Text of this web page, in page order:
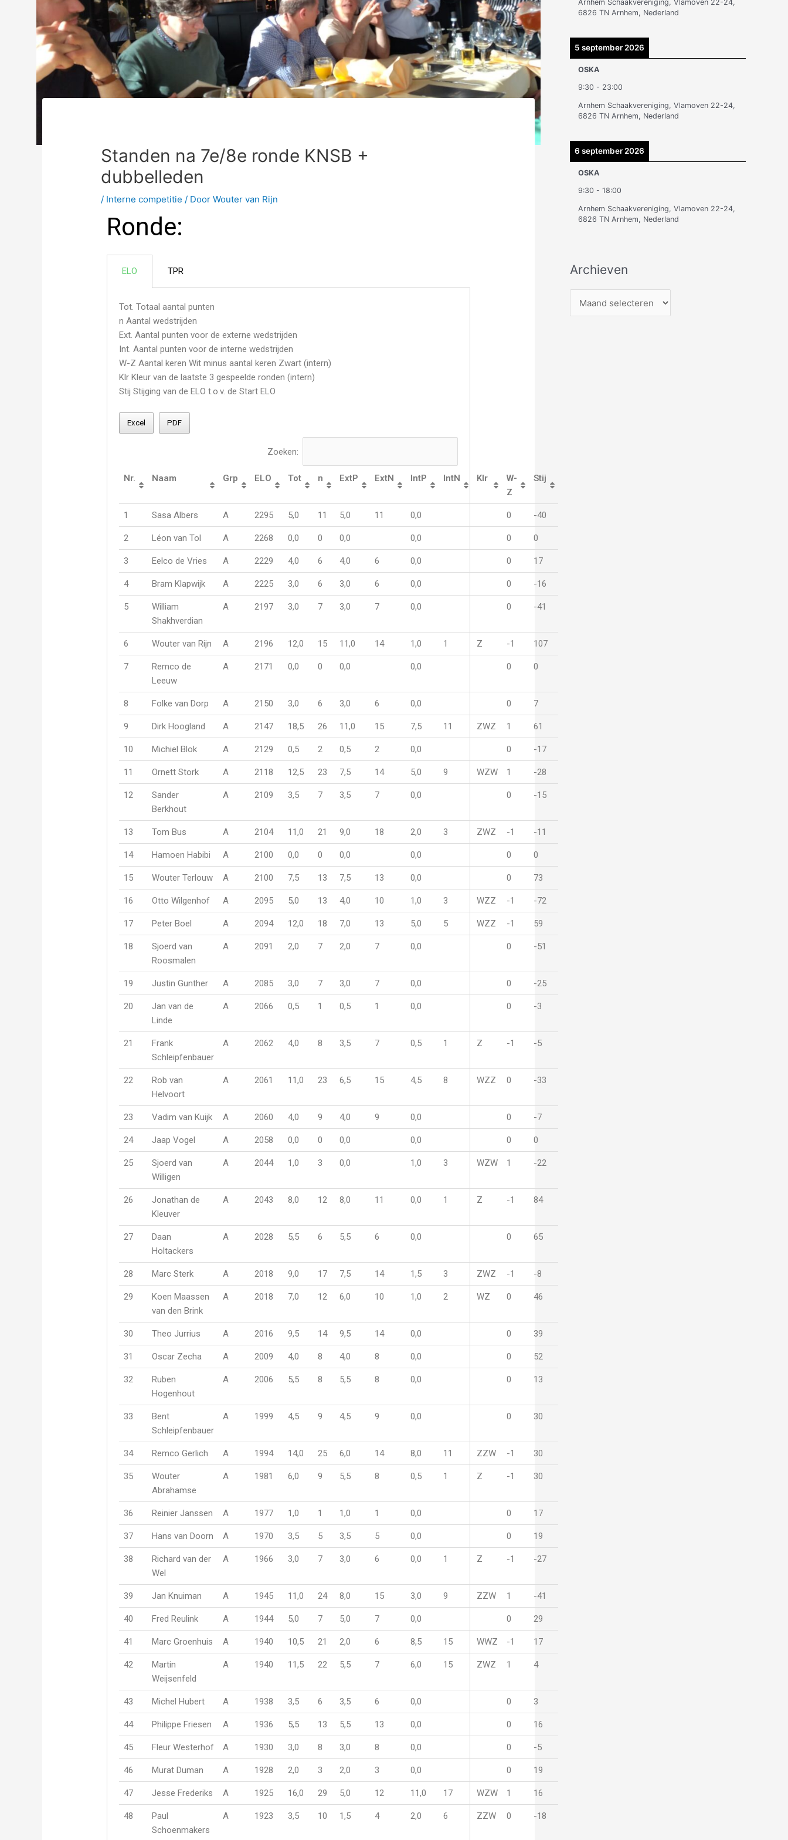
Standen na 7e/8e ronde KNSB +
dubbelleden
/ Interne competitie / DoorWouter van Rijn
Ronde:
ELO TPR
Tot. Totaal aantal punten
n Aantal wedstrijden
Ext. Aantal punten voor de externe wedstrijden
Int. Aantal punten voor de interne wedstrijden
W-Z Aantal keren Wit minus aantal keren Zwart (intern)
Klr Kleur van de laatste 3 gespeelde ronden (intern)
Stij Stijging van de ELO t.o.v. de Start ELO
Excel PDF
Zoeken:
Nr. Naam Grp ELO Tot n ExtP ExtN IntP IntN Klr
W-
Z
Stij
1 Sasa Albers A 2295 5,0 11 5,0 11 0,0 0 -40
2 Léon van Tol A 2268 0,0 0 0,0 0,0 0 0
3 Eelco de Vries A 2229 4,0 6 4,0 6 0,0 0 17
4 Bram Klapwijk A 2225 3,0 6 3,0 6 0,0 0 -16
5
William
Shakhverdian
A 2197 3,0 7 3,0 7 0,0 0 -41
6 Wouter van Rijn A 2196 12,0 15 11,0 14 1,0 1 Z -1 107
7
Remco de
Leeuw
A 2171 0,0 0 0,0 0,0 0 0
8 Folke van Dorp A 2150 3,0 6 3,0 6 0,0 0 7
9 Dirk Hoogland A 2147 18,5 26 11,0 15 7,5 11 ZWZ 1 61
10 Michiel Blok A 2129 0,5 2 0,5 2 0,0 0 -17
11 Ornett Stork A 2118 12,5 23 7,5 14 5,0 9 WZW 1 -28
12
Sander
Berkhout
A 2109 3,5 7 3,5 7 0,0 0 -15
13 Tom Bus A 2104 11,0 21 9,0 18 2,0 3 ZWZ -1 -11
14 Hamoen Habibi A 2100 0,0 0 0,0 0,0 0 0
15 Wouter Terlouw A 2100 7,5 13 7,5 13 0,0 0 73
16 Otto Wilgenhof A 2095 5,0 13 4,0 10 1,0 3 WZZ -1 -72
17 Peter Boel A 2094 12,0 18 7,0 13 5,0 5 WZZ -1 59
18
Sjoerd van
Roosmalen
A 2091 2,0 7 2,0 7 0,0 0 -51
19 Justin Gunther A 2085 3,0 7 3,0 7 0,0 0 -25
20
Jan van de
Linde
A 2066 0,5 1 0,5 1 0,0 0 -3
21
Frank
Schleipfenbauer
A 2062 4,0 8 3,5 7 0,5 1 Z -1 -5
22
Rob van
Helvoort
A 2061 11,0 23 6,5 15 4,5 8 WZZ 0 -33
23 Vadim van Kuijk A 2060 4,0 9 4,0 9 0,0 0 -7
24 Jaap Vogel A 2058 0,0 0 0,0 0,0 0 0
25
Sjoerd van
Willigen
A 2044 1,0 3 0,0 1,0 3 WZW 1 -22
26
Jonathan de
Kleuver
A 2043 8,0 12 8,0 11 0,0 1 Z -1 84
27
Daan
Holtackers
A 2028 5,5 6 5,5 6 0,0 0 65
28 Marc Sterk A 2018 9,0 17 7,5 14 1,5 3 ZWZ -1 -8
29
Koen Maassen
van den Brink
A 2018 7,0 12 6,0 10 1,0 2 WZ 0 46
30 Theo Jurrius A 2016 9,5 14 9,5 14 0,0 0 39
31 Oscar Zecha A 2009 4,0 8 4,0 8 0,0 0 52
32
Ruben
Hogenhout
A 2006 5,5 8 5,5 8 0,0 0 13
33
Bent
Schleipfenbauer
A 1999 4,5 9 4,5 9 0,0 0 30
34 Remco Gerlich A 1994 14,0 25 6,0 14 8,0 11 ZZW -1 30
35
Wouter
Abrahamse
A 1981 6,0 9 5,5 8 0,5 1 Z -1 30
36 Reinier Janssen A 1977 1,0 1 1,0 1 0,0 0 17
37 Hans van Doorn A 1970 3,5 5 3,5 5 0,0 0 19
38
Richard van der
Wel
A 1966 3,0 7 3,0 6 0,0 1 Z -1 -27
39 Jan Knuiman A 1945 11,0 24 8,0 15 3,0 9 ZZW 1 -41
40 Fred Reulink A 1944 5,0 7 5,0 7 0,0 0 29
41 Marc Groenhuis A 1940 10,5 21 2,0 6 8,5 15 WWZ -1 17
42
Martin
Weijsenfeld
A 1940 11,5 22 5,5 7 6,0 15 ZWZ 1 4
43 Michel Hubert A 1938 3,5 6 3,5 6 0,0 0 3
44 Philippe Friesen A 1936 5,5 13 5,5 13 0,0 0 16
45 Fleur Westerhof A 1930 3,0 8 3,0 8 0,0 0 -5
46 Murat Duman A 1928 2,0 3 2,0 3 0,0 0 19
47 Jesse Frederiks A 1925 16,0 29 5,0 12 11,0 17 WZW 1 16
48
Paul
Schoenmakers
A 1923 3,5 10 1,5 4 2,0 6 ZZW 0 -18
Arnhem Schaakvereniging, Vlamoven 22-24,
6826 TN Arnhem, Nederland
5 september 2026
OSKA
9:30 - 23:00
Arnhem Schaakvereniging, Vlamoven 22-24,
6826 TN Arnhem, Nederland
6 september 2026
OSKA
9:30 - 18:00
Arnhem Schaakvereniging, Vlamoven 22-24,
6826 TN Arnhem, Nederland
Archieven